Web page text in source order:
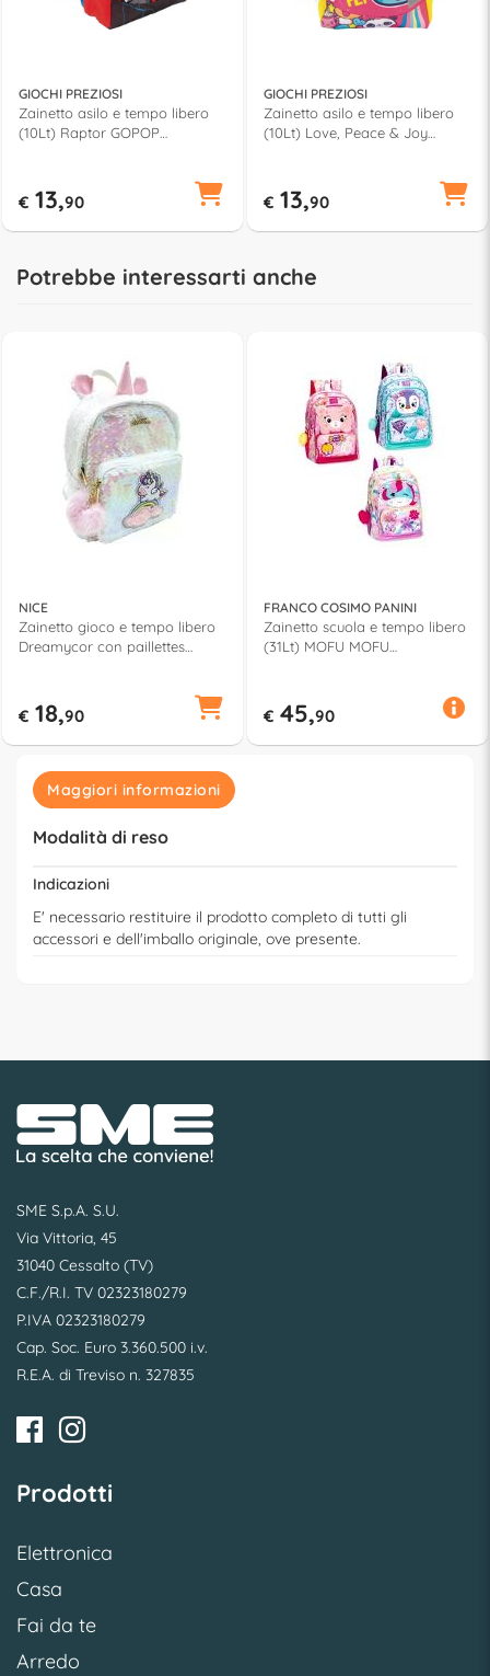
GIOCHI PREZIOSI
Zainetto asilo e tempo libero
(10Lt) Raptor GOPOP
€ 13,90
GIOCHI PREZIOSI
Zainetto asilo e tempo libero
(10Lt) Love, Peace & Joy
€ 13,90
Potrebbe interessarti anche
NICE
Zainetto gioco e tempo libero
Dreamycor con paillettes
€ 18,90
FRANCO COSIMO PANINI
Zainetto scuola e tempo libero
(31Lt) MOFU MOFU
€ 45,90
Maggiori informazioni
Modalità di reso
Indicazioni
E' necessario restituire il prodotto completo di tutti gli
accessori e dell'imballo originale, ove presente.
SME S.p.A. S.U.
Via Vittoria, 45
31040 Cessalto (TV)
C.F./R.I. TV 02323180279
P.IVA 02323180279
Cap. Soc. Euro 3.360.500 i.v.
R.E.A. di Treviso n. 327835
Prodotti
Elettronica
Casa
Fai da te
Arredo